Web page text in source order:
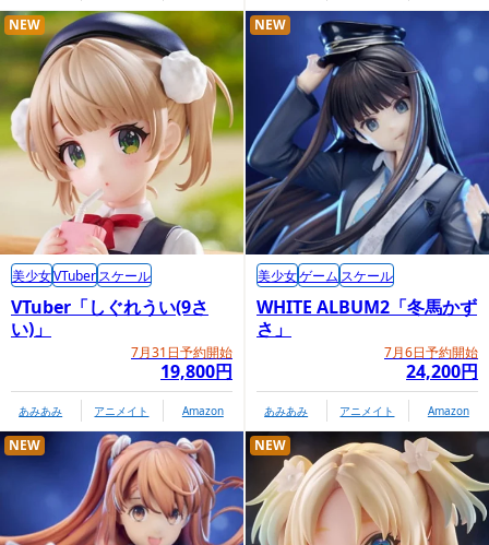
VTuber「しぐれうい(9さ
い)」
7月31日予約開始
19,800円
NEW
美少女VTuberスケール
あみあみ アニメイト Amazon
WHITE ALBUM2「冬馬かず
さ」
7月6日予約開始
24,200円
NEW
美少女ゲーム スケール
あみあみ アニメイト Amazon
NEW NEW